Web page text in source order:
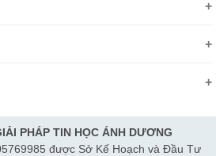
Thứ 7:
PHÁP TIN HỌC ÁNH DƯƠNG
được Sở Kế Hoạch và Đầu Tư